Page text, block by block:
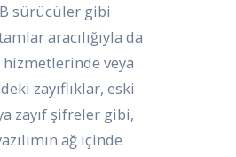
sürücüler gibi
aracılığıyla da
hizmetlerinde veya
zayıflıklar, eski
zayıf şifreler gibi,
ağ içinde